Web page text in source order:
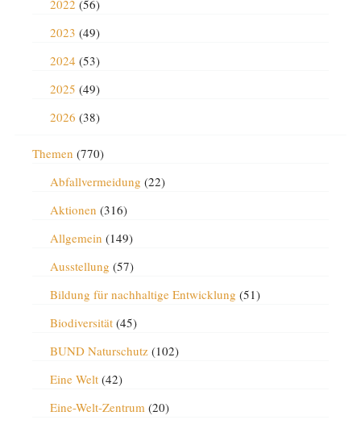
2022 (56)
2023 (49)
2024 (53)
2025 (49)
2026 (38)
Themen (770)
Abfallvermeidung (22)
Aktionen (316)
Allgemein (149)
Ausstellung (57)
Bildung für nachhaltige Entwicklung (51)
Biodiversität(45)
BUND Naturschutz(102)
Eine Welt(42)
Eine-Welt-Zentrum(20)